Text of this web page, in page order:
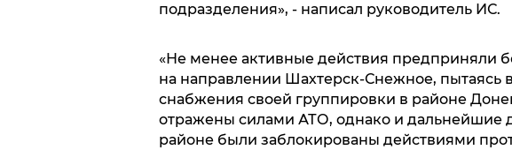
подразделения», - написал руководитель ИС.
«Не менее активные действия предприняли
на направлении Шахтерск-Снежное, пытаясь
снабжения своей группировки в районе
отражены силами АТО, однако и дальнейшие
районе были заблокированы действиями